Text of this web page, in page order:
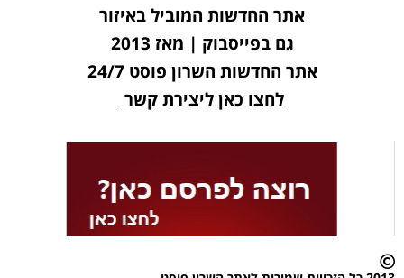
אתר החדשות המוביל באיזור
גם בפייסבוק | מאז 2013
אתר החדשות השרון פוסט 24/7
לחצו כאן ליצירת קשר